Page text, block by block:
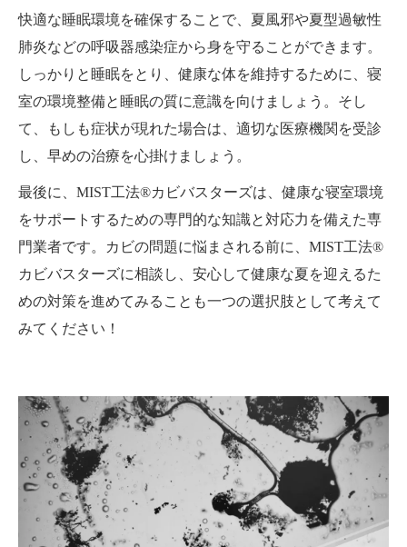
快適な睡眠環境を確保することで、夏風邪や夏型過敏性
肺炎などの呼吸器感染症から身を守ることができます。
しっかりと睡眠をとり、健康な体を維持するために、寝
室の環境整備と睡眠の質に意識を向けましょう。そし
て、もしも症状が現れた場合は、適切な医療機関を受診
し、早めの治療を心掛けましょう。
最後に、MIST工法®カビバスターズは、健康な寝室環境
をサポートするための専門的な知識と対応力を備えた専
門業者です。カビの問題に悩まされる前に、MIST工法®
カビバスターズに相談し、安心して健康な夏を迎えるた
めの対策を進めてみることも一つの選択肢として考えて
みてください！